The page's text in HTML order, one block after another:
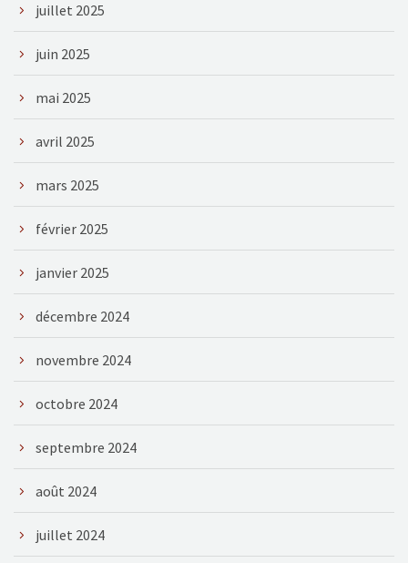
juillet 2025
juin 2025
mai 2025
avril 2025
mars 2025
février 2025
janvier 2025
décembre 2024
novembre 2024
octobre 2024
septembre 2024
août 2024
juillet 2024